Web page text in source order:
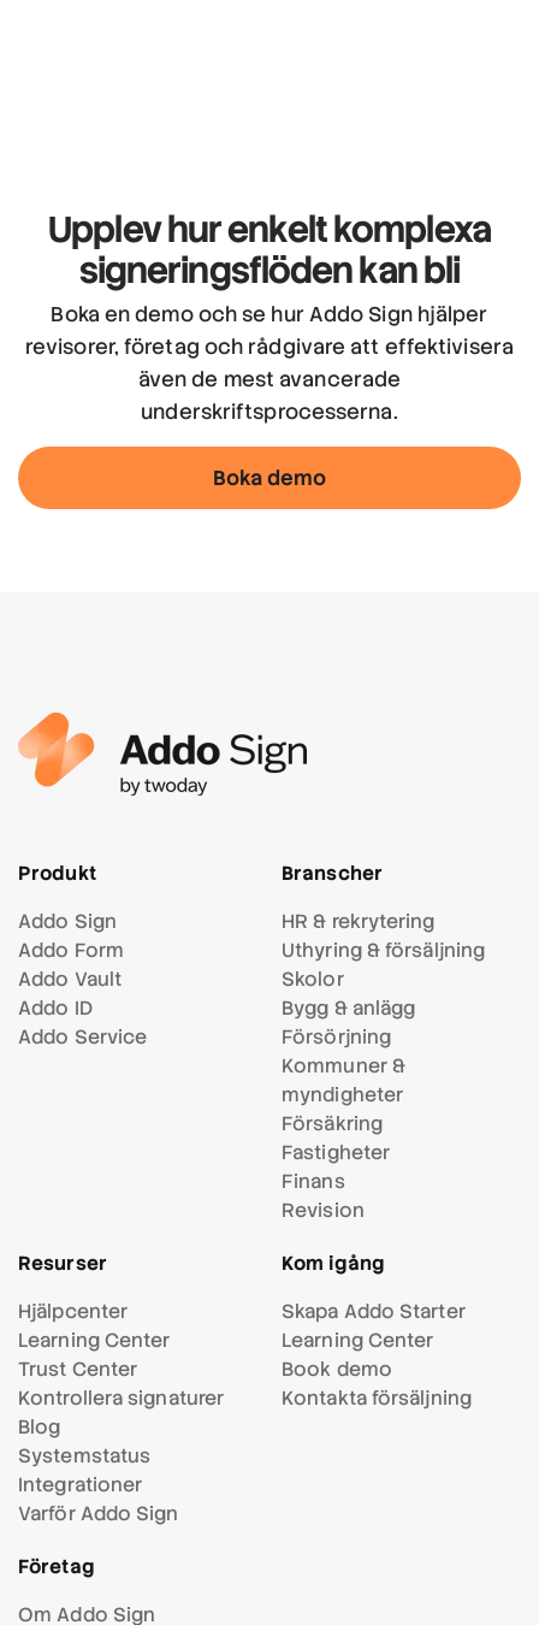
Upplev hur enkeltkomplexa
signeringsflöden kan bli
Boka en demo och se hur Addo Sign hjälper
revisorer, företag och rådgivare att effektivisera
även de mest avancerade
underskriftsprocesserna.
Boka demo
Produkt
Addo Sign
Addo Form
Addo Vault
Addo ID
Addo Service
Branscher
HR & rekrytering
Uthyring & försäljning
Skolor
Bygg & anlägg
Försörjning
Kommuner &
myndigheter
Försäkring
Fastigheter
Finans
Revision
Resurser
Hjälpcenter
Learning Center
Trust Center
Kontrollera signaturer
Blog
Systemstatus
Integrationer
Varför Addo Sign
Kom igång
Skapa Addo Starter
Learning Center
Book demo
Kontakta försäljning
Företag
Om Addo Sign